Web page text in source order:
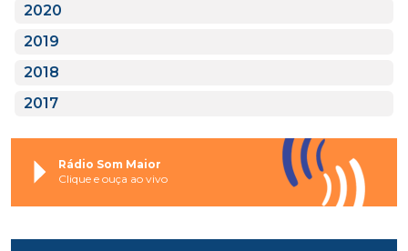
2020
2019
2018
2017
Rádio Som Maior
Clique e ouça ao vivo